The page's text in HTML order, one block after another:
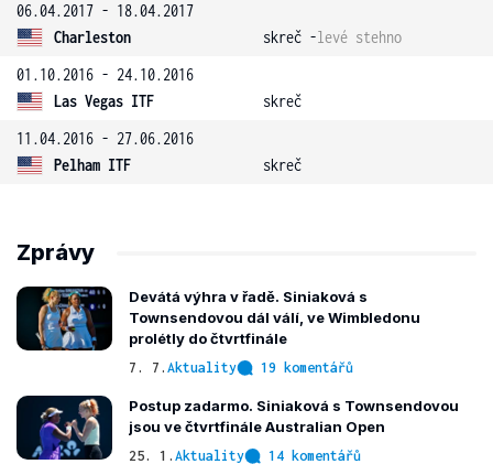
06.04.2017 - 18.04.2017
Charleston
skreč -levé stehno
01.10.2016 - 24.10.2016
Las Vegas ITF
skreč
11.04.2016 - 27.06.2016
Pelham ITF
skreč
Zprávy
Devátá výhra v řadě. Siniaková s
Townsendovou dál válí, ve Wimbledonu
prolétly do čtvrtfinále
7. 7. Aktuality 19 komentářů
Postup zadarmo. Siniaková s Townsendovou
jsou ve čtvrtfinále Australian Open
25. 1. Aktuality 14 komentářů